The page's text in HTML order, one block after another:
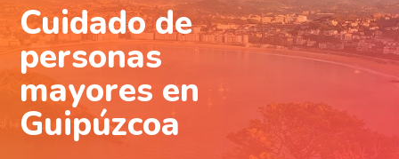
Cuidado de
personas
mayores en
Guipúzcoa